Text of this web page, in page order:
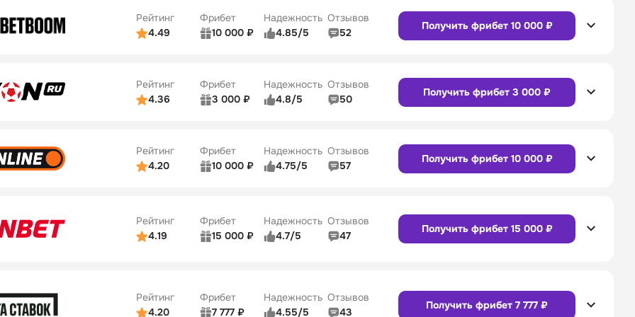
5/5
Сайт Приложение
Рейтинг
4.49
Фрибет
10 000 ₽
Надежность
4.85/5
Отзывов
52
Получить фрибет 10 000 ₽
5/5
Сайт Приложение
Рейтинг
4.36
Фрибет
3 000 ₽
Надежность
4.8/5
Отзывов
50
Получить фрибет 3 000 ₽
4/5
Рейтинг
4.20
Фрибет
10 000 ₽
Надежность
4.75/5
Отзывов
57
Получить фрибет 10 000 ₽
5/5Рейтинг
4.19
Фрибет
15 000 ₽
Надежность
4.7/5
Отзывов
47
Получить фрибет 15 000 ₽
4/5Рейтинг
4.20
Фрибет
7 777 ₽
Надежность
4.55/5
Отзывов
43
Получить фрибет 7 777 ₽